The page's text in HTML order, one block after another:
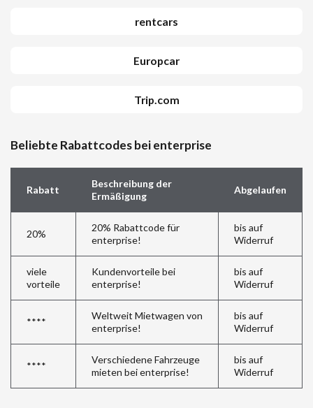
rentcars
Europcar
Trip.com
Beliebte Rabattcodes bei enterprise
Rabatt
Beschreibung der
Ermäßigung
Abgelaufen
20%
20% Rabattcode für
enterprise!
bis auf
Widerruf
viele
vorteile
Kundenvorteile bei
enterprise!
bis auf
Widerruf
****
Weltweit Mietwagen von
enterprise!
bis auf
Widerruf
****
Verschiedene Fahrzeuge
mieten bei enterprise!
bis auf
Widerruf